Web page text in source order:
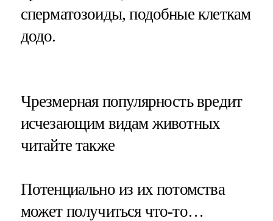
сперматозоиды, подобные клеткам
додо.
​Чрезмерная популярность вредит
исчезающим видам животных
читайте также
Потенциально из их потомства
может получиться что-то…